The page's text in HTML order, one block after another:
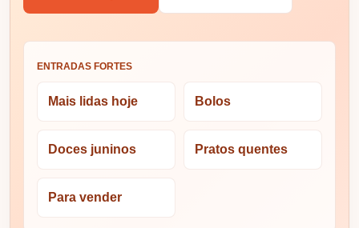
ENTRADAS FORTES
Mais lidas hoje Bolos
Doces juninos Pratos quentes
Para vender